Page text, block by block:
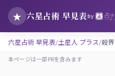
★ 六星占術 早見表by
六星占術 早見表 土星人 プラス 殺界
本ページは一部PRを含みます